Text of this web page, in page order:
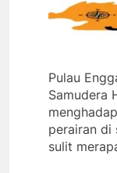
Pulau
Samudera
perairan di
sulit